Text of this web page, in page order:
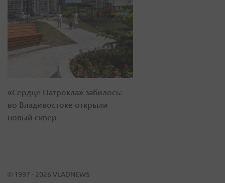
«Сердце Патрокла» забилось:
во Владивостоке открыли
новый сквер
© 1997 - 2026 VLADNEWS